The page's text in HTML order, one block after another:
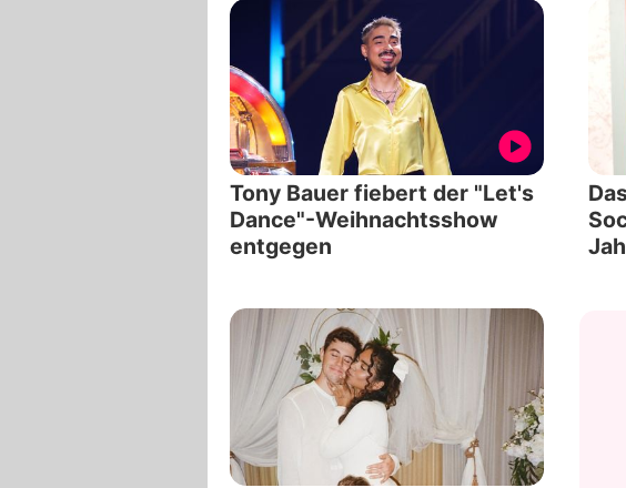
Tony Bauer fiebert der "Let's
Dance"-Weihnachtsshow
entgegen